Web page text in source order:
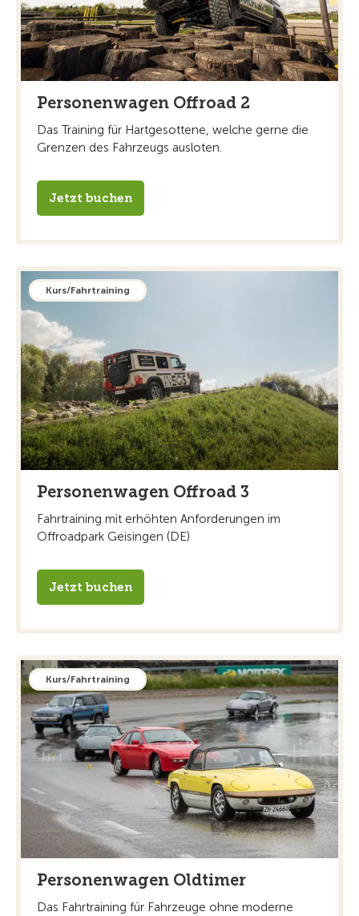
Personenwagen Offroad 2
Das Training für Hartgesottene, welche gerne die
Grenzen des Fahrzeugs ausloten.
Jetzt buchen
Kurs/Fahrtraining
Personenwagen Offroad 3
Fahrtraining mit erhöhten Anforderungen im
Offroadpark Geisingen (DE)
Jetzt buchen
Kurs/Fahrtraining
Personenwagen Oldtimer
Das Fahrtraining für Fahrzeuge ohne moderne